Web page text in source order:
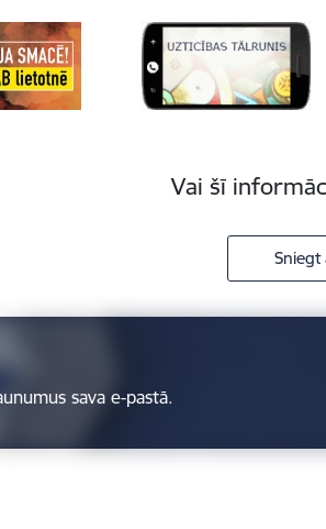
Vai šī
Sniegt
sava e-pastā.